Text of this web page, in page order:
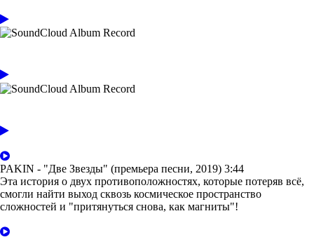
PAKIN - "Две Звезды" (премьера песни, 2019) 3:44
Эта история о двух противоположностях, которые потеряв всё,
смогли найти выход сквозь космическое пространство
сложностей и "притянуться снова, как магниты"!